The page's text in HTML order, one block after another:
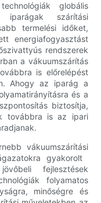
globális
iparágak szárítási
termelési időket,
energiafogyasztást
rendszerek
a vákuumszárítás
is előrelépést
Ahogy az iparág a
és a
biztosítja,
továbbra is az ipari
vákuumszárítási
gyakorolt
fejlesztések
folyamatos
minőségre és